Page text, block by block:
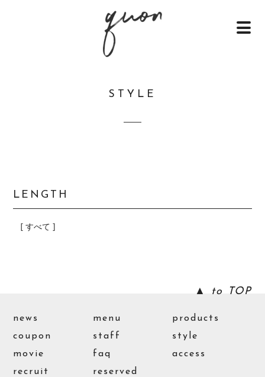
STYLE
LENGTH
[ すべて ]
▲ to TOP
news menu
products
coupon
staff
style
movie
faq
access
recruit
reserved